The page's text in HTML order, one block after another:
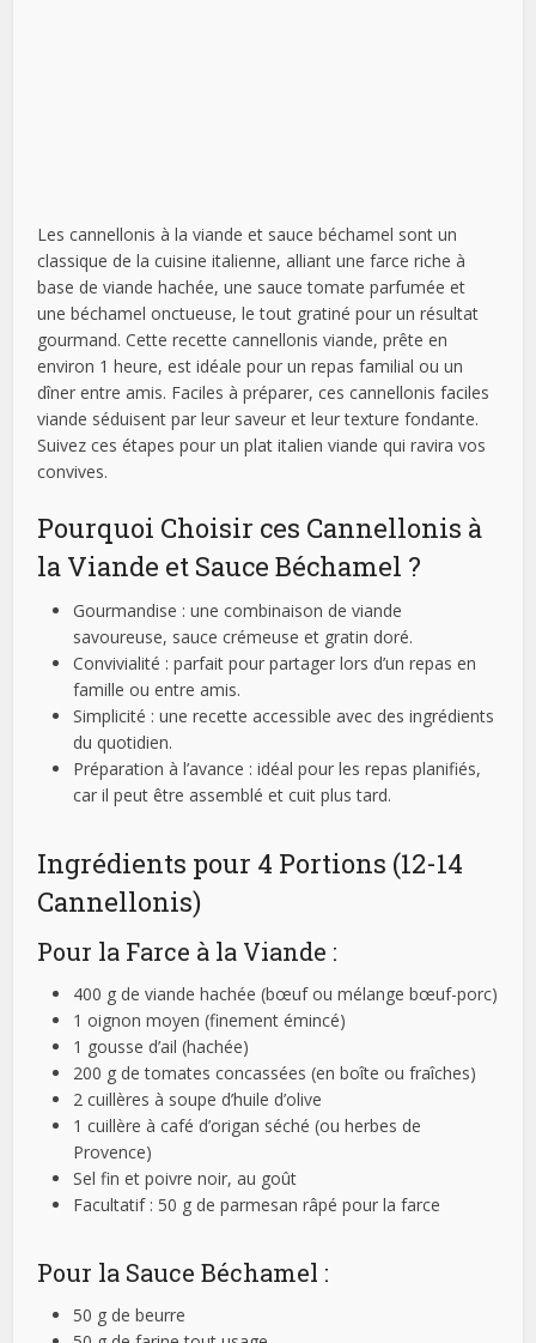
Les cannellonis à la viande et sauce béchamel sont un
classique de la cuisine italienne, alliant une farce riche à
base de viande hachée, une sauce tomate parfumée et
une béchamel onctueuse, le tout gratiné pour un résultat
gourmand. Cette recette cannellonis viande, prête en
environ 1 heure, est idéale pour un repas familial ou un
dîner entre amis. Faciles à préparer, ces cannellonis faciles
viande séduisent par leur saveur et leur texture fondante.
Suivez ces étapes pour un plat italien viande qui ravira vos
convives.
Pourquoi Choisir ces Cannellonis à
la Viande et Sauce Béchamel ?
Gourmandise : une combinaison de viande
savoureuse, sauce crémeuse et gratin doré.
Convivialité : parfait pour partager lors d’un repas en
famille ou entre amis.
Simplicité : une recette accessible avec des ingrédients
du quotidien.
Préparation à l’avance : idéal pour les repas planifiés,
car il peut être assemblé et cuit plus tard.
Ingrédients pour 4 Portions (12-14
Cannellonis)
Pour la Farce à la Viande :
400 g de viande hachée (bœuf ou mélange bœuf-porc)
1 oignon moyen (finement émincé)
1 gousse d’ail (hachée)
200 g de tomates concassées (en boîte ou fraîches)
2 cuillères à soupe d’huile d’olive
1 cuillère à café d’origan séché (ou herbes de
Provence)
Sel fin et poivre noir, au goût
Facultatif : 50 g de parmesan râpé pour la farce
Pour la Sauce Béchamel :
50 g de beurre